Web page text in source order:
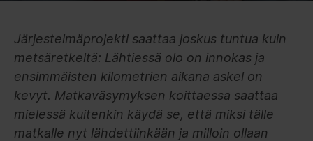
Järjestelmäprojekti saattaa joskus tuntua kuin
metsäretkeltä: Lähtiessä olo on innokas ja
ensimmäisten kilometrien aikana askel on
kevyt. Matkaväsymyksen koittaessa saattaa
mielessä kuitenkin käydä se, että miksi tälle
matkalle nyt lähdettiinkään ja milloin ollaan